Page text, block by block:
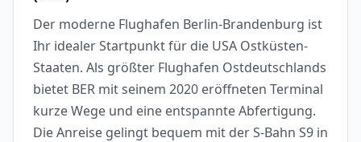
Der moderne Flughafen Berlin-Brandenburg ist
Ihr idealer Startpunkt für die USA Ostküsten-
Staaten. Als größter Flughafen Ostdeutschlands
bietet BER mit seinem 2020 eröffneten Terminal
kurze Wege und eine entspannte Abfertigung.
Die Anreise gelingt bequem mit der S-Bahn S9 in